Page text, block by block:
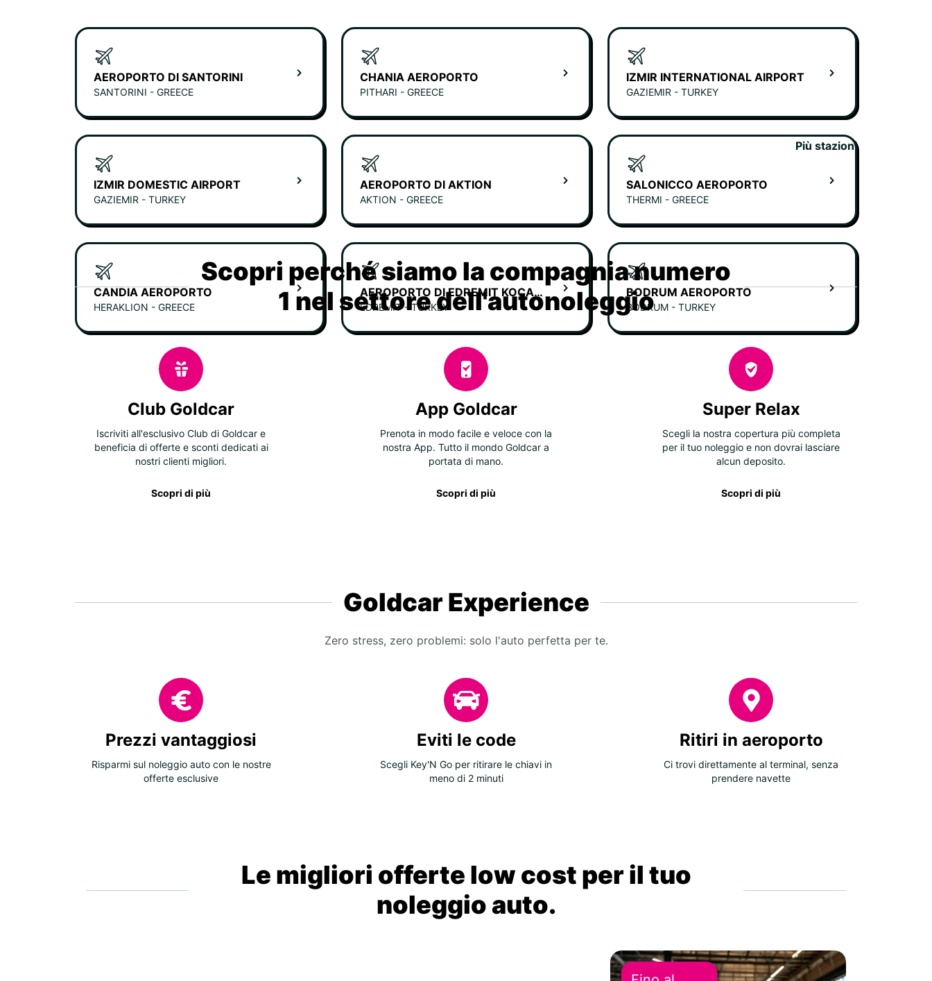
AEROPORTO DI SANTORINI
SANTORINI - GREECE
CHANIA AEROPORTO
PITHARI - GREECE
IZMIR INTERNATIONAL AIRPORT
GAZIEMIR - TURKEY
IZMIR DOMESTIC AIRPORT
GAZIEMIR - TURKEY
AEROPORTO DI AKTION
AKTION - GREECE
SALONICCO AEROPORTO
THERMI - GREECE
CANDIA AEROPORTO
HERAKLION - GREECE
AEROPORTO DI EDREMIT KOCA SEYIT
EDREMIT - TURKEY
BODRUM AEROPORTO
BODRUM - TURKEY
Più stazioni
Scopri perché siamo la compagnia numero
1 nel settore dell'autonoleggio
Club Goldcar
Iscriviti all'esclusivo Club di Goldcar e
beneficia di offerte e sconti dedicati ai
nostri clienti migliori.
Scopri di più
App Goldcar
Prenota in modo facile e veloce con la
nostra App. Tutto il mondo Goldcar a
portata di mano.
Scopri di più
Super Relax
Scegli la nostra copertura più completa
per il tuo noleggio e non dovrai lasciare
alcun deposito.
Scopri di più
Goldcar Experience
Zero stress, zero problemi: solo l'auto perfetta per te.
Prezzi vantaggiosi
Risparmi sul noleggio auto con le nostre
offerte esclusive
Eviti le code
Scegli Key'N Go per ritirare le chiavi in
meno di 2 minuti
Ritiri in aeroporto
Ci trovi direttamente al terminal, senza
prendere navette
Le migliori offerte low cost per il tuo
noleggio auto.